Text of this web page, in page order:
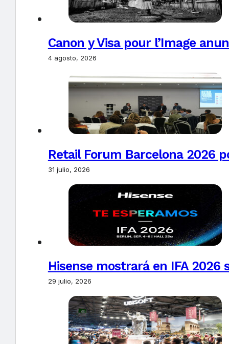
Canon y Visa pour l’Image
4 agosto, 2026
Retail Forum Barcelona 2026
31 julio, 2026
Hisense mostrará en IFA
29 julio, 2026